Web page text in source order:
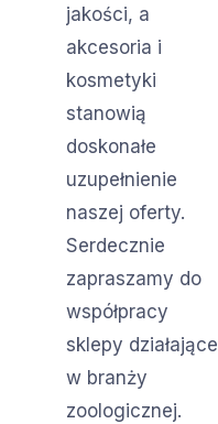
jakości, a
akcesoria i
kosmetyki
stanowią
doskonałe
uzupełnienie
naszej oferty.
Serdecznie
zapraszamy do
współpracy
sklepy działające
w branży
zoologicznej.